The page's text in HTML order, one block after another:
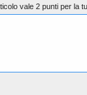
vale 2 punti per la